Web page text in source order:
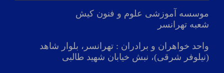
موسسه آموزشی علوم و فنون کیش
شعبه تهرانسر
واحد خواهران و برادران : تهرانسر، بلوار شاهد
(نیلوفر شرقی)، نبش خیابان شهید طالبی